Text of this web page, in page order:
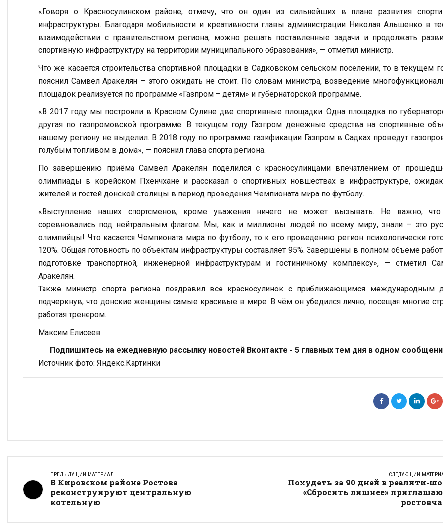
«Говоря о Красносулинском районе, отмечу, что он один из сильнейших в плане развития
инфраструктуры. Благодаря мобильности и креативности главы администрации Николая Альшенко в
взаимодействии с правительством региона, можно решать поставленные задачи и продолжать
спортивную инфраструктуру на территории муниципального образования», — отметил министр.
Что же касается строительства спортивной площадки в Садковском сельском поселении, то в текущем
пояснил Самвел Аракелян – этого ожидать не стоит. По словам министра, возведение
площадок реализуется по программе «Газпром – детям» и губернаторской программе.
«В 2017 году мы построили в Красном Сулине две спортивные площадки. Одна площадка по
другая по газпромовской программе. В текущем году Газпром денежные средства на спортивные
нашему региону не выделил. В 2018 году по программе газификации Газпром в Садках проведут
голубым топливом в дома», — пояснил глава спорта региона.
По завершению приёма Самвел Аракелян поделился с красносулинцами впечатлением от
олимпиады в корейском Пхёнчхане и рассказал о спортивных новшествах в инфраструктуре,
жителей и гостей донской столицы в период проведения Чемпионата мира по футболу.
«Выступление наших спортсменов, кроме уважения ничего не может вызывать. Не важно,
соревновались под нейтральным флагом. Мы, как и миллионы людей по всему миру, знали – это
олимпийцы! Что касается Чемпионата мира по футболу, то к его проведению регион психологически
120%. Общая готовность по объектам инфраструктуры составляет 95%. Завершены в полном объеме
подготовке транспортной, инженерной инфраструктурам и гостиничному комплексу», — отметил
Аракелян.
Также министр спорта региона поздравил все красносулинок с приближающимся международным
подчеркнув, что донские женщины самые красивые в мире. В чём он убедился лично, посещая многие
работая тренером.
Максим Елисеев
Подпишитесь на ежедневную рассылку новостей Вконтакте - 5 главных тем дня в одном
Источник фото: Яндекс.Картинки
ПРЕДЫДУЩИЙ МАТЕРИАЛ
В Кировском районе Ростова
реконструируют центральную
котельную
СЛЕДУЮЩИЙ
Похудеть за 90 дней в реалити-
«Сбросить лишнее»